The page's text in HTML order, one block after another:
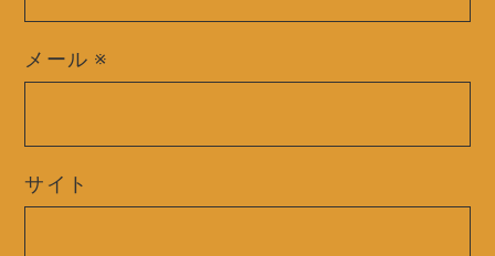
メール ※
サイト